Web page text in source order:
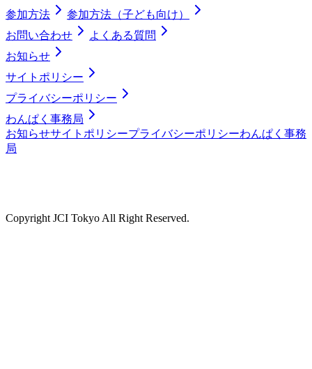
参加方法
参加方法（子ども向け）
お問い合わせ
よくある質問
お知らせ
サイトポリシー
プライバシーポリシー
わんぱく事務局
お知らせサイトポリシープライバシーポリシーわんぱく事務
局
Copyright JCI Tokyo All Right Reserved.